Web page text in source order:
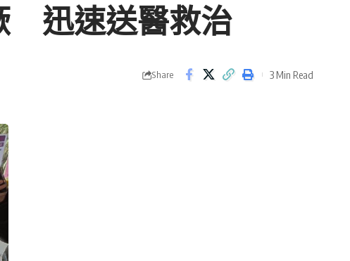
迅速送醫救治
Share 3 Min Read